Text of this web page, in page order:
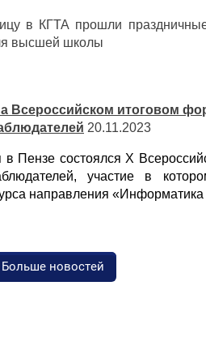
в КГТА прошли
высшей школы
Всероссийском итоговом
20.11.2023
Пензе состоялся Х
участие в
направления
Больше новостей